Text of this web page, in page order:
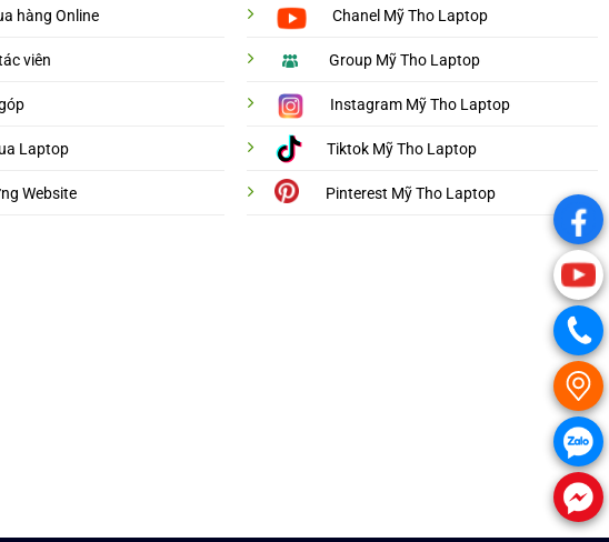
hàng Online
viên
Laptop
Website
Chanel Mỹ Tho Laptop
Group Mỹ Tho Laptop
Instagram Mỹ Tho Laptop
Tiktok Mỹ Tho Laptop
Pinterest Mỹ Tho Laptop
.
.
.
.
.
.